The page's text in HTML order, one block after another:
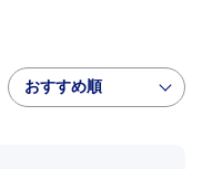
おすすめ順